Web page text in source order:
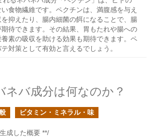
食物繊維です。ペクチンは、満腹感を与え
抑えたり、腸内細菌の餌になることで、腸
待できます。その結果、胃もたれや腸への
素の吸収を助ける効果も期待できます。ペ
対策として有効と言えるでしょう。
ネバ成分は何なのか？
ビタミン・ミネラル・味
成した概要 **/